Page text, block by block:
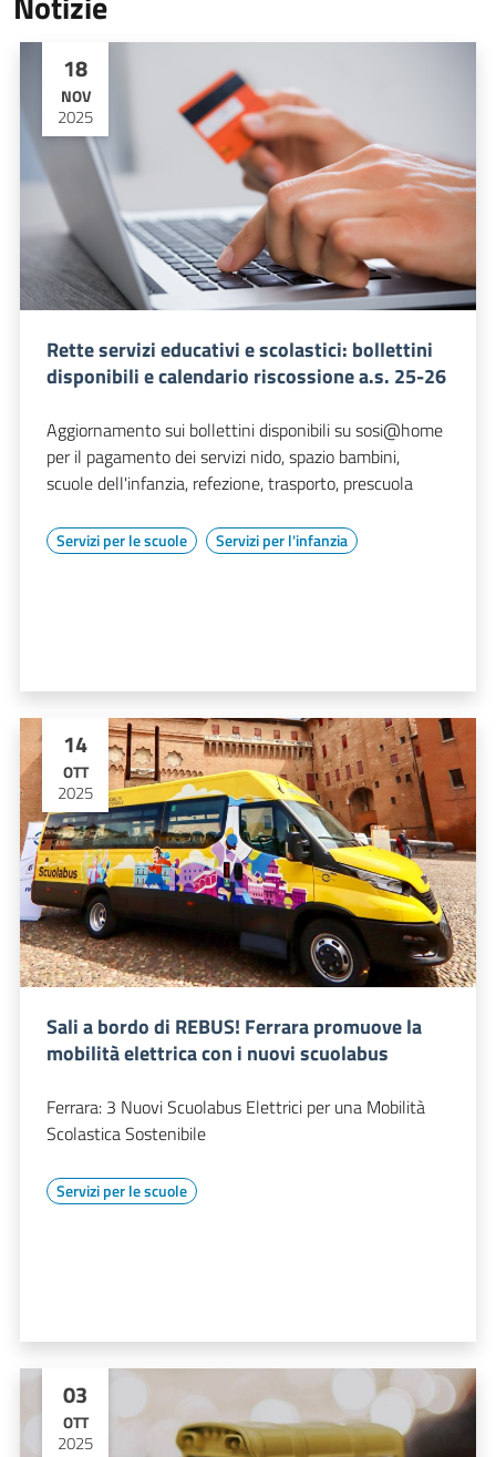
18
NOV
2025
Rette servizi educativi e scolastici: bollettini
disponibili e calendario riscossione a.s. 25-26
Aggiornamento sui bollettini disponibili su sosi@home
per il pagamento dei servizi nido, spazio bambini,
scuole dell'infanzia, refezione, trasporto, prescuola
Servizi per le scuole Servizi per l'infanzia
14
OTT
2025
Sali a bordo di REBUS! Ferrara promuove la
mobilità elettrica con i nuovi scuolabus
Ferrara: 3 Nuovi Scuolabus Elettrici per una Mobilità
Scolastica Sostenibile
Servizi per le scuole
03
OTT
2025